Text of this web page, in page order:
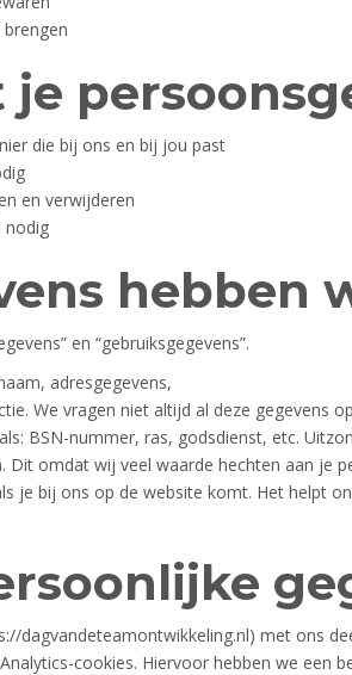
die bij ons en bij jou past
en verwijderen
nodig
hebben
en “gebruiksgegevens”.
adresgegevens,
We vragen niet altijd al deze gegevens
BSN-nummer, ras, godsdienst, etc.
omdat wij veel waarde hechten aan je
je bij ons op de website komt. Het helpt
dagvandeteamontwikkeling.nl) met ons
cookies. Hiervoor hebben we een